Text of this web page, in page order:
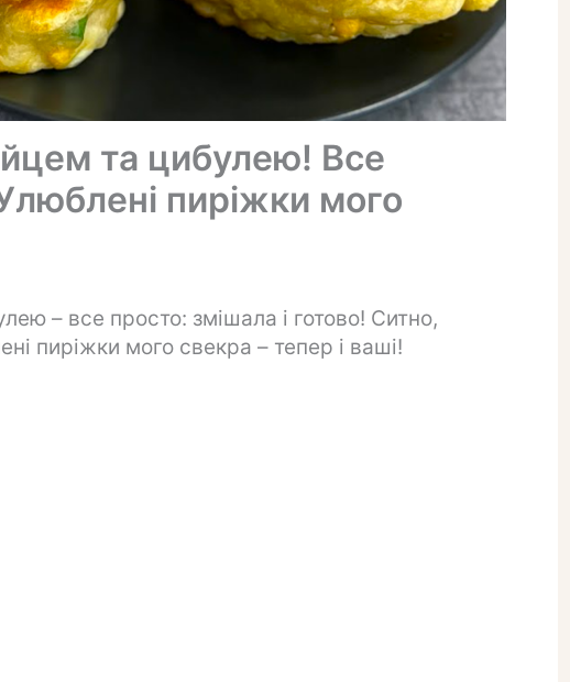
та цибулею! Все
пиріжки мого
– все просто: змішала і готово! Ситно,
пиріжки мого свекра – тепер і ваші!